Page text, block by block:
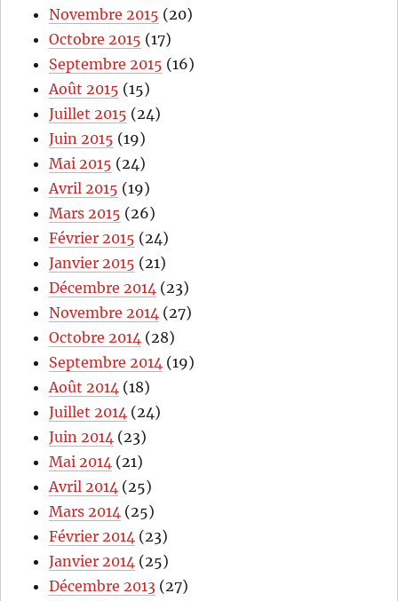
Novembre 2015 (20)
Octobre 2015 (17)
Septembre 2015 (16)
Août 2015 (15)
Juillet 2015 (24)
Juin 2015 (19)
Mai 2015 (24)
Avril 2015 (19)
Mars 2015 (26)
Février 2015 (24)
Janvier 2015 (21)
Décembre 2014 (23)
Novembre 2014 (27)
Octobre 2014 (28)
Septembre 2014 (19)
Août 2014 (18)
Juillet 2014 (24)
Juin 2014 (23)
Mai 2014 (21)
Avril 2014 (25)
Mars 2014 (25)
Février 2014 (23)
Janvier 2014 (25)
Décembre 2013 (27)